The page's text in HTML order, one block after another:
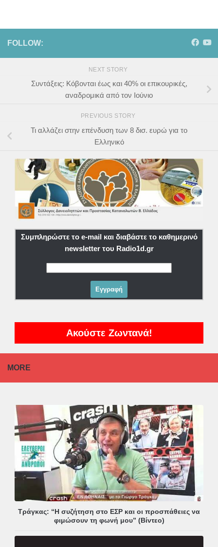
FOLLOW:
NEXT STORY
Συντάξεις: Κόβονται έως και 40% οι επικουρικές,
αναδρομικά από τον Ιούνιο
PREVIOUS STORY
Τι αλλάζει στην επένδυση των 8 δισ. ευρώ για το
Ελληνικό
Συμπληρώστε το e-mail και διαβάστε το καθημερινό
newsletter του Radio1d.gr
Ακούστε Ζωντανά!
MORE
Τράγκας: “Η συζήτηση στο ΕΣΡ και οι προσπάθειες να
φιμώσουν τη φωνή μου” (Βίντεο)